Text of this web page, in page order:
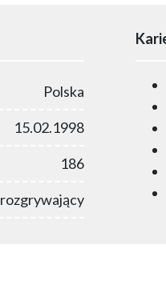
Polska
15.02.1998
186
rozgrywający